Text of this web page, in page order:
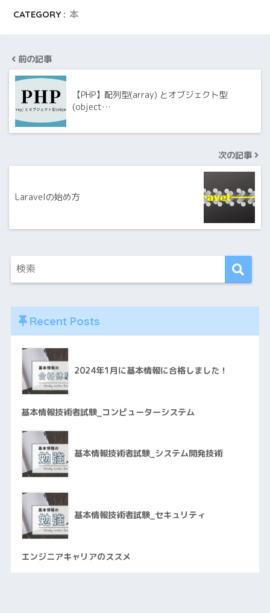
CATEGORY : 本
前の記事
【PHP】配列型(array) とオブジェクト型
(object…
次の記事
Laravelの始め方
Recent Posts
2024年1月に基本情報に合格しました！
基本情報技術者試験_コンピューターシステム
基本情報技術者試験_システム開発技術
基本情報技術者試験_セキュリティ
エンジニアキャリアのススメ